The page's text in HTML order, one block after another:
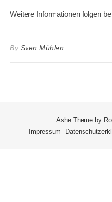
Weitere Informationen folgen
By Sven Mühlen
Ashe Theme by
Impressum